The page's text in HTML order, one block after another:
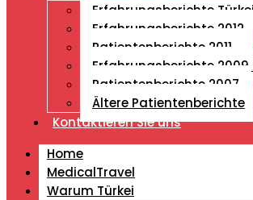
Erfahrungsberichte Türkei
Erfahrungsberichte 2012
Patientenberichte 2011
Erfahrungsberichte 2009
Patientenberichte 2007
Ältere Patientenberichte
Kontaktieren Sie uns
Home
MedicalTravel
Warum Türkei